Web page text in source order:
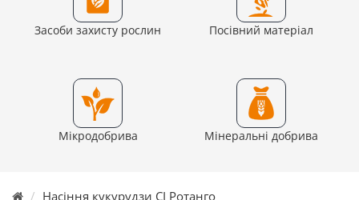
Засоби захисту рослин Посівний матеріал
Мікродобрива Мінеральні добрива
Насіння кукурудзи СІ Ротанго